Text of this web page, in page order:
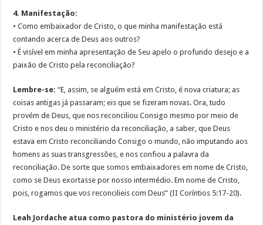
4. Manifestação:
• Como embaixador de Cristo, o que minha manifestação está
contando acerca de Deus aos outros?
• É visível em minha apresentação de Seu apelo o profundo desejo e a
paixão de Cristo pela reconciliação?
Lembre-se: “E, assim, se alguém está em Cristo, é nova criatura; as
coisas antigas já passaram; eis que se fizeram novas. Ora, tudo
provém de Deus, que nos reconciliou Consigo mesmo por meio de
Cristo e nos deu o ministério da reconciliação, a saber, que Deus
estava em Cristo reconciliando Consigo o mundo, não imputando aos
homens as suas transgressões, e nos confiou a palavra da
reconciliação. De sorte que somos embaixadores em nome de Cristo,
como se Deus exortasse por nosso intermédio. Em nome de Cristo,
pois, rogamos que vos reconcilieis com Deus” (II Coríntios 5:17-20).
Leah Jordache atua como pastora do ministério jovem da